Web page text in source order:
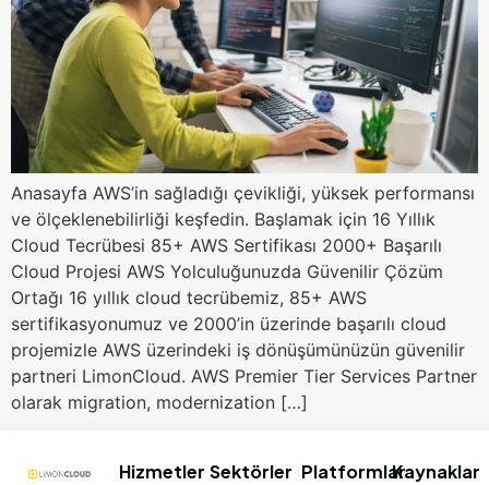
Anasayfa AWS’in sağladığı çevikliği, yüksek performansı
ve ölçeklenebilirliği keşfedin. Başlamak için 16​ Yıllık
Cloud Tecrübesi 85+ AWS Sertifikası 2000+ Başarılı
Cloud Projesi AWS Yolculuğunuzda Güvenilir Çözüm
Ortağı 16 yıllık cloud tecrübemiz, 85+ AWS
sertifikasyonumuz ve 2000’in üzerinde başarılı cloud
projemizle AWS üzerindeki iş dönüşümünüzün güvenilir
partneri LimonCloud. AWS Premier Tier Services Partner
olarak migration, modernization […]
Hizmetler Sektörler PlatformlarKaynaklar